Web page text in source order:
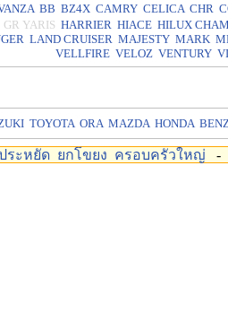
BB BZ4X CAMRY CELICA CHR
GR YARIS HARRIER HIACE HILUX
LAND CRUISER MAJESTY MARK
VELLFIRE VELOZ VENTURY
TOYOTA ORA MAZDA HONDA
ระหยัด ยกโขยง ครอบครัวใหญ่ -